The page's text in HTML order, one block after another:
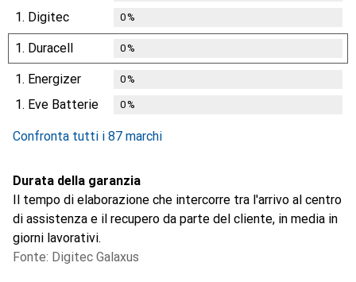
1. Digitec 0%
1. Duracell 0%
1. Energizer 0%
1. Eve Batterie 0%
Confronta tutti i 87 marchi
Durata della garanzia
Il tempo di elaborazione che intercorre tra l'arrivo al centro
di assistenza e il recupero da parte del cliente, in media in
giorni lavorativi.
Fonte: Digitec Galaxus